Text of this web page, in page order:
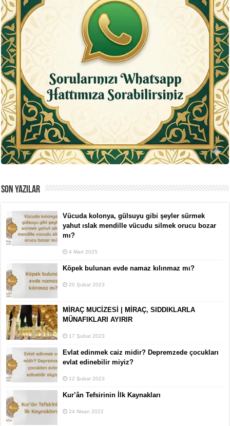
SON YAZILAR
Vücuda kolonya, gülsuyu gibi şeyler sürmek
yahut ıslak mendille vücudu silmek orucu bozar
mı?
4 Mart 2025
Köpek bulunan evde namaz kılınmaz mı?
20 Şubat 2023
MİRAÇ MUCİZESİ | MİRAÇ, SIDDIKLARLA
MÜNAFIKLARI AYIRIR
17 Şubat 2023
Evlat edinmek caiz midir? Depremzede çocukları
evlat edinebilir miyiz?
12 Şubat 2023
Kur’ân Tefsirinin İlk Kaynakları
24 Nisan 2022